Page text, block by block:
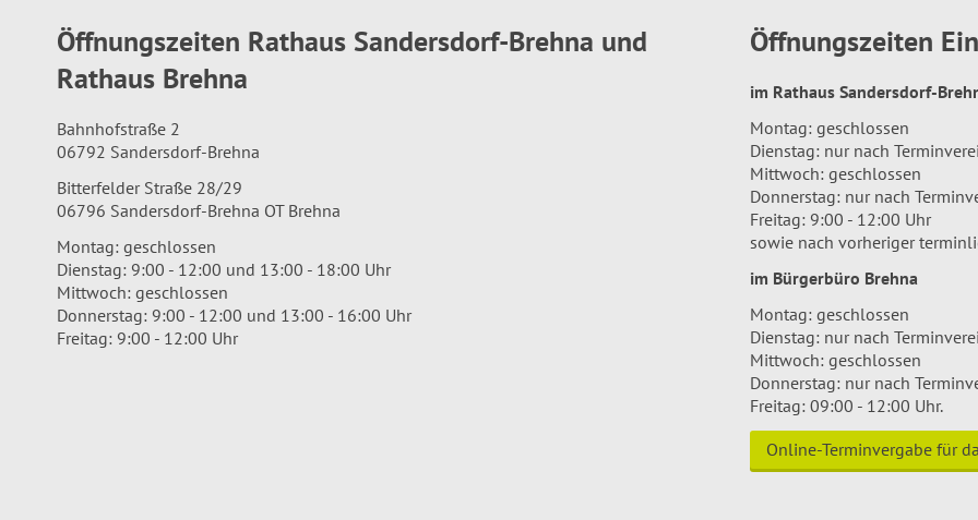
Öffnungszeiten Rathaus Sandersdorf-Brehna und
Rathaus Brehna
Bahnhofstraße 2
06792 Sandersdorf-Brehna
Bitterfelder Straße 28/29
06796 Sandersdorf-Brehna OT Brehna
Montag: geschlossen
Dienstag: 9:00 - 12:00 und 13:00 - 18:00 Uhr
Mittwoch: geschlossen
Donnerstag: 9:00 - 12:00 und 13:00 - 16:00 Uhr
Freitag: 9:00 - 12:00 Uhr
Öffnungszeiten
im Rathaus Sandersdorf-
Montag: geschlossen
Dienstag: nur nach
Mittwoch: geschlossen
Donnerstag: nur nach
Freitag: 9:00 - 12:00 Uhr
sowie nach vorheriger
im Bürgerbüro Brehna
Montag: geschlossen
Dienstag: nur nach
Mittwoch: geschlossen
Donnerstag: nur nach
Freitag: 09:00 - 12:00 Uhr.
Online-Terminvergabe für